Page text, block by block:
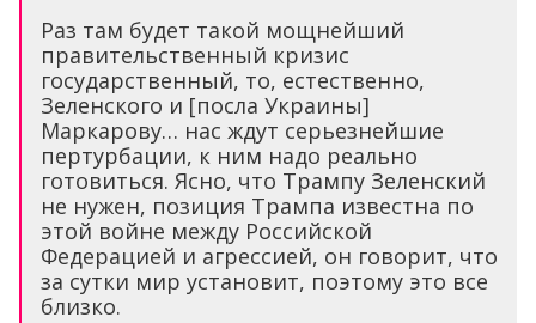
Раз там будет такой мощнейший
правительственный кризис
государственный, то, естественно,
Зеленского и [посла Украины]
Маркарову… нас ждут серьезнейшие
пертурбации, к ним надо реально
готовиться. Ясно, что Трампу Зеленский
не нужен, позиция Трампа известна по
этой войне между Российской
Федерацией и агрессией, он говорит, что
за сутки мир установит, поэтому это все
близко.